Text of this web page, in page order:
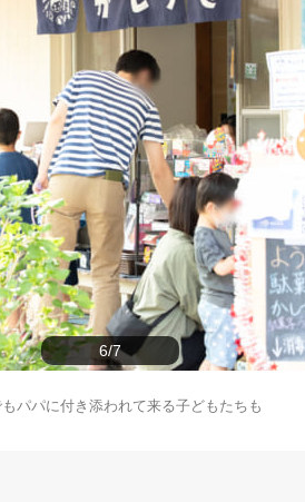
6/7
パパに付き添われて来る子どもたちも